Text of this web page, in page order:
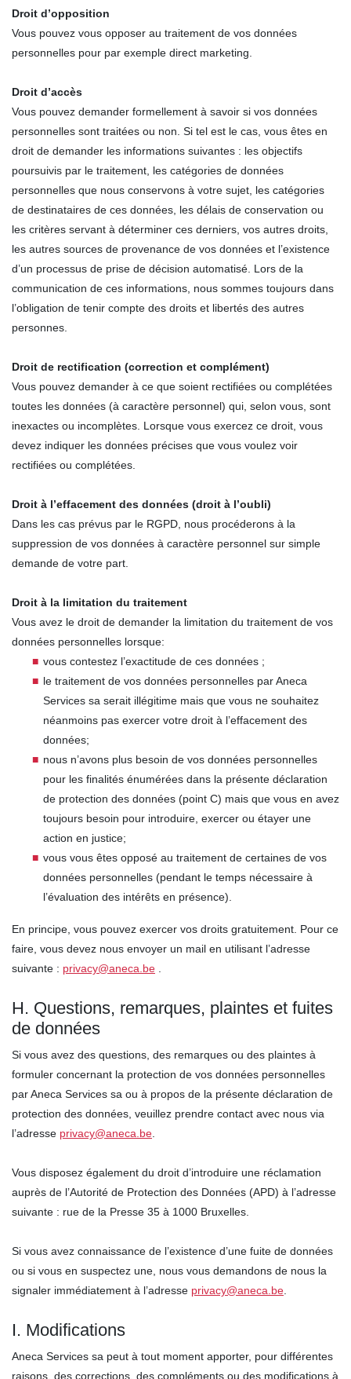
Droit d’opposition
Vous pouvez vous opposer au traitement de vos données
personnelles pour par exemple direct marketing.
Droit d’accès
Vous pouvez demander formellement à savoir si vos données
personnelles sont traitées ou non. Si tel est le cas, vous êtes en
droit de demander les informations suivantes : les objectifs
poursuivis par le traitement, les catégories de données
personnelles que nous conservons à votre sujet, les catégories
de destinataires de ces données, les délais de conservation ou
les critères servant à déterminer ces derniers, vos autres droits,
les autres sources de provenance de vos données et l’existence
d’un processus de prise de décision automatisé. Lors de la
communication de ces informations, nous sommes toujours dans
l’obligation de tenir compte des droits et libertés des autres
personnes.
Droit de rectification (correction et complément)
Vous pouvez demander à ce que soient rectifiées ou complétées
toutes les données (à caractère personnel) qui, selon vous, sont
inexactes ou incomplètes. Lorsque vous exercez ce droit, vous
devez indiquer les données précises que vous voulez voir
rectifiées ou complétées.
Droit à l’effacement des données (droit à l’oubli)
Dans les cas prévus par le RGPD, nous procéderons à la
suppression de vos données à caractère personnel sur simple
demande de votre part.
Droit à la limitation du traitement
Vous avez le droit de demander la limitation du traitement de vos
données personnelles lorsque:
vous contestez l’exactitude de ces données ;
le traitement de vos données personnelles par Aneca
Services sa serait illégitime mais que vous ne souhaitez
néanmoins pas exercer votre droit à l’effacement des
données;
nous n’avons plus besoin de vos données personnelles
pour les finalités énumérées dans la présente déclaration
de protection des données (point C) mais que vous en avez
toujours besoin pour introduire, exercer ou étayer une
action en justice;
vous vous êtes opposé au traitement de certaines de vos
données personnelles (pendant le temps nécessaire à
l’évaluation des intérêts en présence).
En principe, vous pouvez exercer vos droits gratuitement. Pour ce
faire, vous devez nous envoyer un mail en utilisant l’adresse
suivante : privacy@aneca.be
H. Questions, remarques, plaintes et fuites
de données
Si vous avez des questions, des remarques ou des plaintes à
formuler concernant la protection de vos données personnelles
par Aneca Services sa ou à propos de la présente déclaration de
protection des données, veuillez prendre contact avec nous via
l’adresse privacy@aneca.be
Vous disposez également du droit d’introduire une réclamation
auprès de l’Autorité de Protection des Données (APD) à l’adresse
suivante : rue de la Presse 35 à 1000 Bruxelles.
Si vous avez connaissance de l’existence d’une fuite de données
ou si vous en suspectez une, nous vous demandons de nous la
signaler immédiatement à l’adresse privacy@aneca.be
I. Modifications
Aneca Services sa peut à tout moment apporter, pour différentes
raisons, des corrections, des compléments ou des modifications à